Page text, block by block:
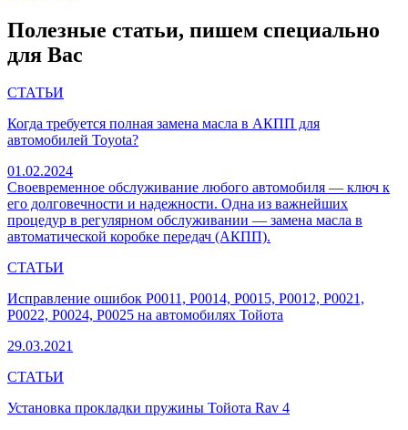
Полезные статьи, пишем специально
для Вас
СТАТЬИ
Когда требуется полная замена масла в АКПП для
автомобилей Toyota?
01.02.2024
Своевременное обслуживание любого автомобиля — ключ к
его долговечности и надежности. Одна из важнейших
процедур в регулярном обслуживании — замена масла в
автоматической коробке передач (АКПП).
СТАТЬИ
Исправление ошибок P0011, P0014, P0015, P0012, P0021,
P0022, P0024, P0025 на автомобилях Тойота
29.03.2021
СТАТЬИ
Установка прокладки пружины Тойота Rav 4